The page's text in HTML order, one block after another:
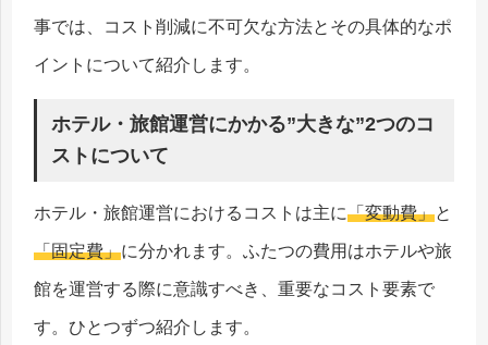
事では、コスト削減に不可欠な方法とその具体的なポ
イントについて紹介します。
ホテル・旅館運営にかかる”大きな”2つのコ
ストについて
ホテル・旅館運営におけるコストは主に「変動費」と
「固定費」に分かれます。ふたつの費用はホテルや旅
館を運営する際に意識すべき、重要なコスト要素で
す。ひとつずつ紹介します。